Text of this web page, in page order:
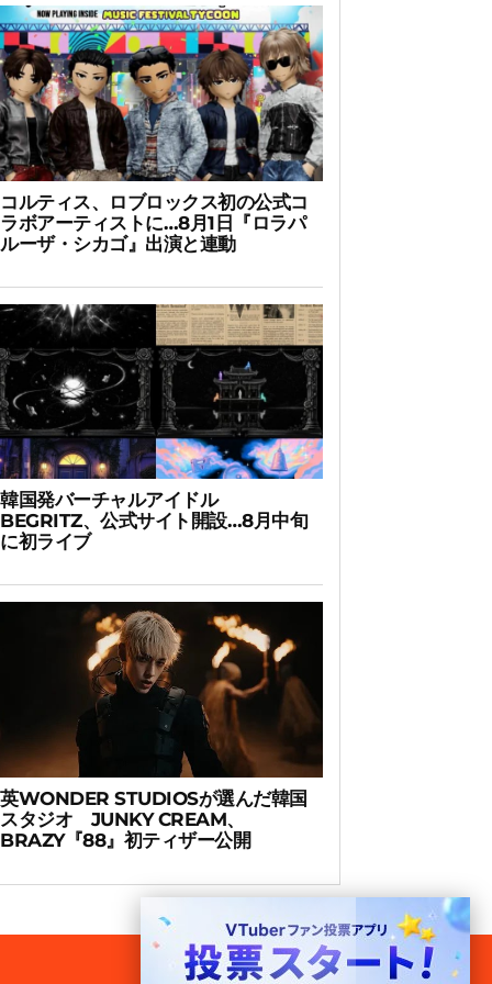
コルティス、ロブロックス初の公式コ
ラボアーティストに…8月1日『ロラパ
ルーザ・シカゴ』出演と連動
韓国発バーチャルアイドル
BEGRITZ、公式サイト開設…8月中旬
に初ライブ
英WONDER STUDIOSが選んだ韓国
スタジオ JUNKY CREAM、
BRAZY『88』初ティザー公開